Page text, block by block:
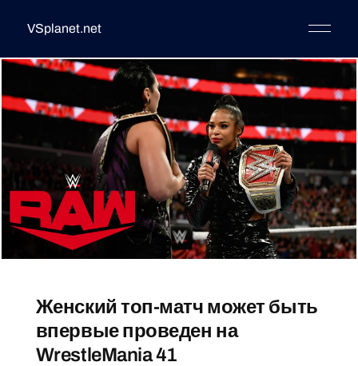
VSplanet.net
Женский топ-матч может быть
впервые проведен на
WrestleMania 41